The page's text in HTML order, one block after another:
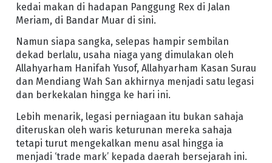
kedai makan di hadapan Panggung Rex di Jalan
Meriam, di Bandar Muar di sini.
Namun siapa sangka, selepas hampir sembilan
dekad berlalu, usaha niaga yang dimulakan oleh
Allahyarham Hanifah Yusof, Allahyarham Kasan Surau
dan Mendiang Wah San akhirnya menjadi satu legasi
dan berkekalan hingga ke hari ini.
Lebih menarik, legasi perniagaan itu bukan sahaja
diteruskan oleh waris keturunan mereka sahaja
tetapi turut mengekalkan menu asal hingga ia
menjadi ‘trade mark’ kepada daerah bersejarah ini.